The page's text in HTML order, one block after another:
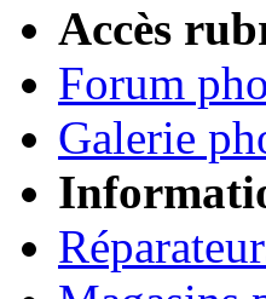
Accès
Forum
Galerie